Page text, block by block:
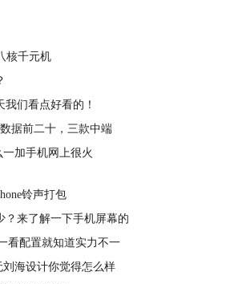
核千元机
们看点好看的！
据前二十，三款中端
一加手机网上很火
铃声打包
？来了解一下手机屏幕的
看配置就知道实力不一
海设计你觉得怎么样